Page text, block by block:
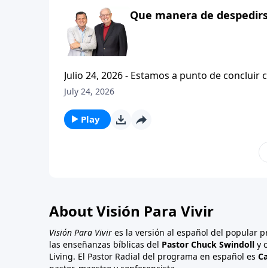
Que manera de
Julio 24, 2026 - Estamos a punto de
tesalonicenses titulado: Cristianismo Contagioso. En este escrito vemos una despedida franca.
a sus hijos espirituales con una bendicion
July 24, 2026
Play
About Visión Para Vivir
Visión Para Vivir es la versión al español del popular
las enseñanzas bíblicas del Pastor Chuck Swindoll y
Living. El Pastor Radial del programa en español es